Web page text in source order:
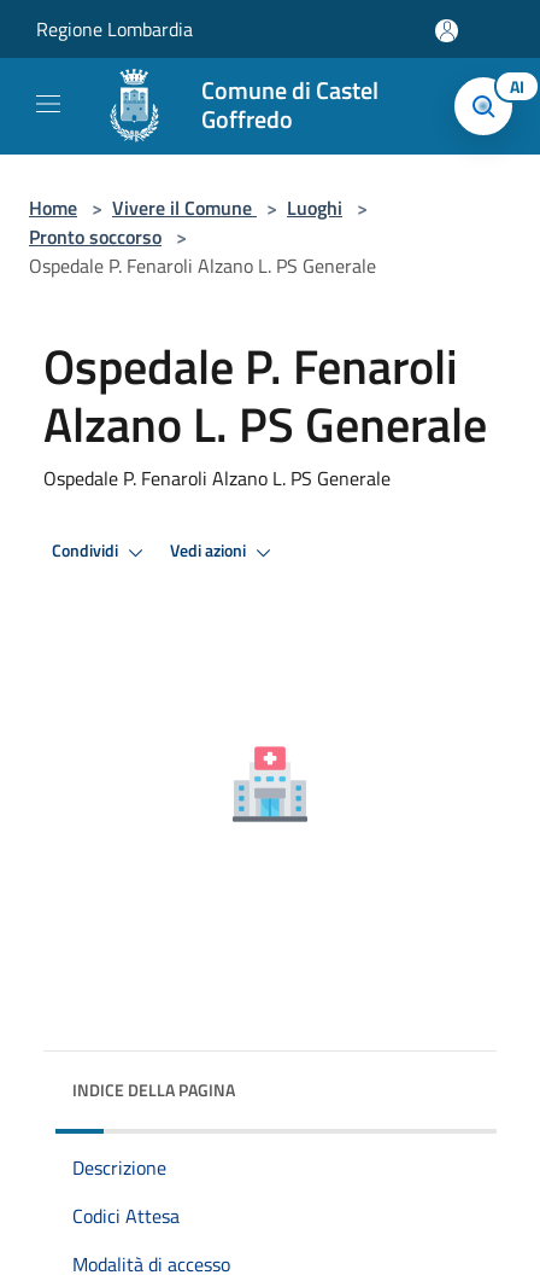
Regione Lombardia
Comune di Castel
Goffredo
AI
Home > Vivere il Comune > Luoghi >
Pronto soccorso >
Ospedale P. Fenaroli Alzano L. PS Generale
Ospedale P. Fenaroli
Alzano L. PS Generale
Ospedale P. Fenaroli Alzano L. PS Generale
Condividi Vedi azioni
INDICE DELLA PAGINA
Descrizione
Codici Attesa
Modalità di accesso